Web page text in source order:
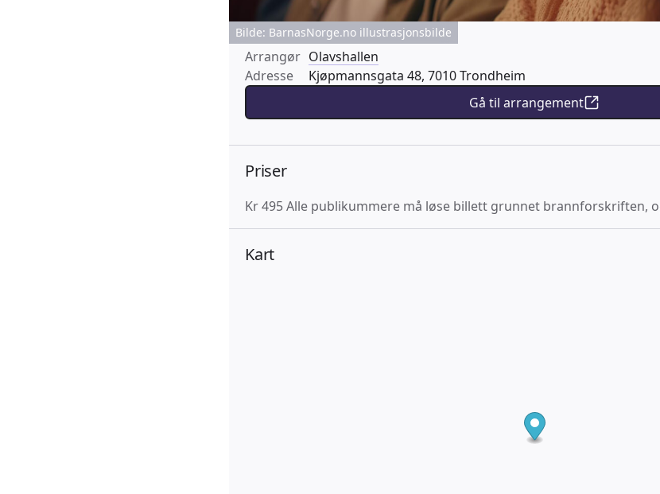
Bilde: BarnasNorge.no illustrasjonsbilde
Arrangør Olavshallen
Adresse
Kjøpmannsgata 48, 7010 Trondheim
Gå til arrangement
Priser
Kr 495 Alle publikummere må løse billett grunnet brannforskriften,
Kart